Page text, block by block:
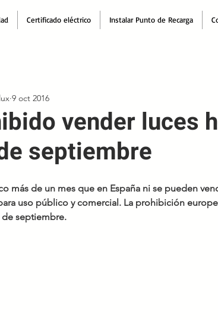
Certificado eléctrico Instalar Punto de Recarga
vender luces
septiembre
9 oct 2016
más de un mes que en España ni se pueden
uso público y comercial. La prohibición
de septiembre.